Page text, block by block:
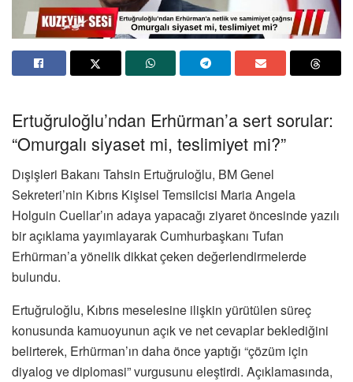
Ertuğruloğlu’ndan Erhürman’a sert sorular:
“Omurgalı siyaset mi, teslimiyet mi?”
Dışişleri Bakanı Tahsin Ertuğruloğlu, BM Genel
Sekreteri’nin Kıbrıs Kişisel Temsilcisi Maria Angela
Holguin Cuellar’ın adaya yapacağı ziyaret öncesinde yazılı
bir açıklama yayımlayarak Cumhurbaşkanı Tufan
Erhürman’a yönelik dikkat çeken değerlendirmelerde
bulundu.
Ertuğruloğlu, Kıbrıs meselesine ilişkin yürütülen süreç
konusunda kamuoyunun açık ve net cevaplar beklediğini
belirterek, Erhürman’ın daha önce yaptığı “çözüm için
diyalog ve diplomasi” vurgusunu eleştirdi. Açıklamasında,